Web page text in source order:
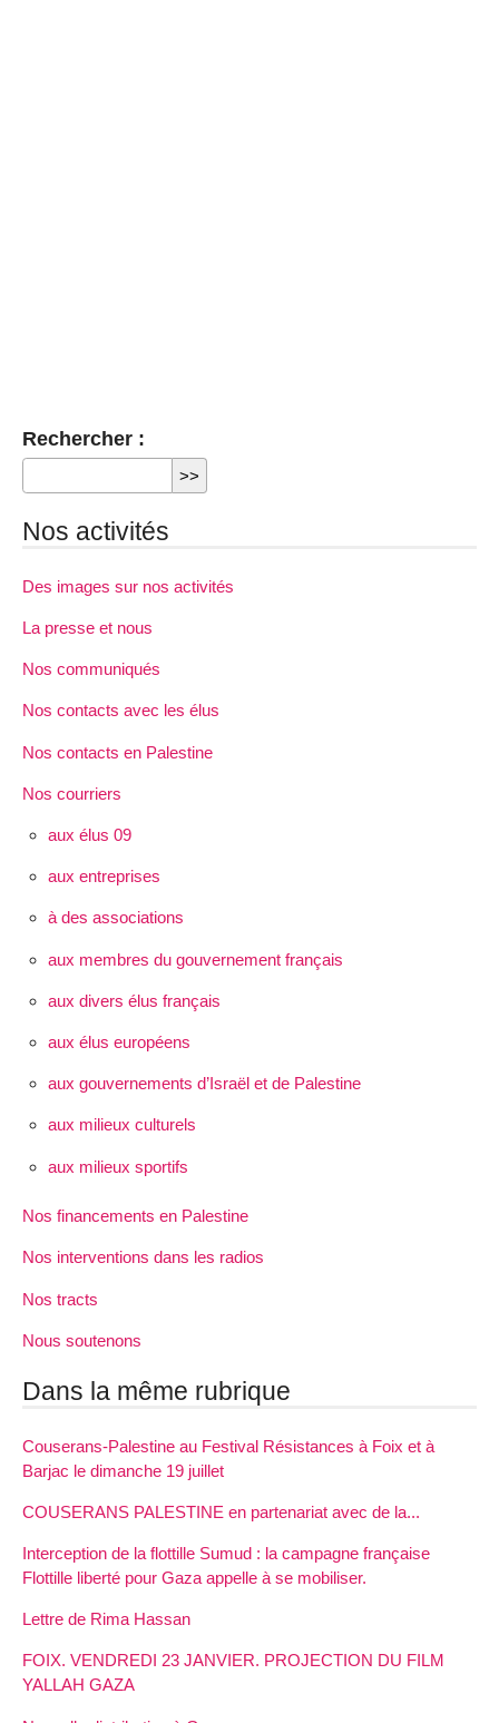
Rechercher :
Nos activités
Des images sur nos activités
La presse et nous
Nos communiqués
Nos contacts avec les élus
Nos contacts en Palestine
Nos courriers
aux élus 09
aux entreprises
à des associations
aux membres du gouvernement français
aux divers élus français
aux élus européens
aux gouvernements d’Israël et de Palestine
aux milieux culturels
aux milieux sportifs
Nos financements en Palestine
Nos interventions dans les radios
Nos tracts
Nous soutenons
Dans la même rubrique
Couserans-Palestine au Festival Résistances à Foix et à
Barjac le dimanche 19 juillet
COUSERANS PALESTINE en partenariat avec de la...
Interception de la flottille Sumud : la campagne française
Flottille liberté pour Gaza appelle à se mobiliser.
Lettre de Rima Hassan
FOIX. VENDREDI 23 JANVIER. PROJECTION DU FILM
YALLAH GAZA